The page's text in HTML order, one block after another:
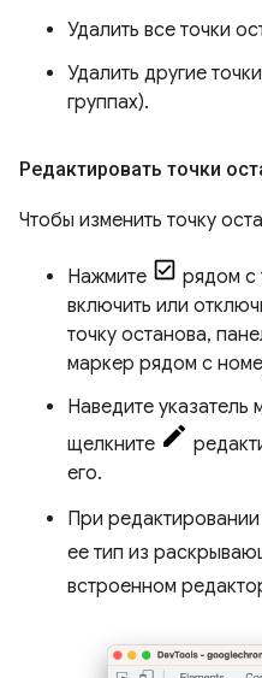
Удалить все точки
Удалить другие
группах).
Редактировать точки
Чтобы изменить точку
Нажмите
рядом с
включить или
точку останова,
маркер рядом с
Наведите указатель
щелкните
его.
При
ее тип из
встроенном